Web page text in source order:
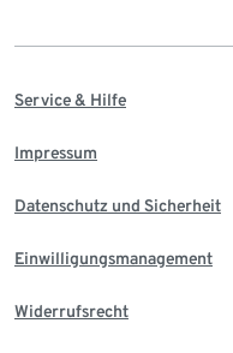
Service & Hilfe
Impressum
Datenschutz und Sicherheit
Einwilligungsmanagement
Widerrufsrecht